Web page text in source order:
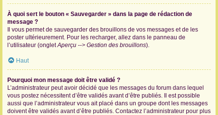
À quoi sert le bouton « Sauvegarder » dans la page de rédaction de
message ?
Il vous permet de sauvegarder des brouillons de vos messages et de les
poster ultérieurement. Pour les recharger, allez dans le panneau de
l’utilisateur (ongletAperçu --> Gestion des brouillons).
Haut
Pourquoi mon message doit être validé ?
L’administrateur peut avoir décidé que les messages du forum dans lequel
vous postez nécessitent d’être validés avant d’être publiés. Il est possible
aussi que l’administrateur vous ait placé dans un groupe dont les messages
doivent être validés avant d’être publiés. Contactez l’administrateur pour plus